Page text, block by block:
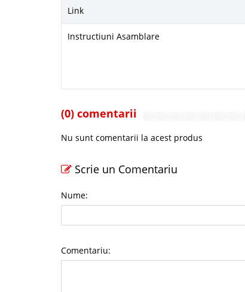
Link
Instructiuni Asamblare
(0) comentarii
Nu sunt comentarii la acest produs
Scrie un Comentariu
Nume:
Comentariu: